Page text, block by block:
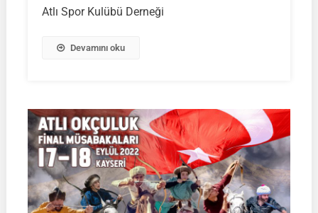
Atlı Spor Kulübü Derneği
Devamını oku